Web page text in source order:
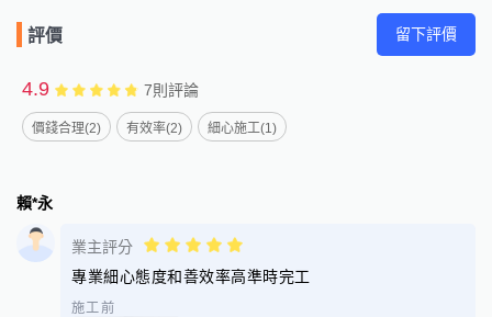
評價 留下評價
4.9 7則評論
價錢合理(2) 有效率(2) 細心施工(1)
賴*永
業主評分
專業細心態度和善效率高準時完工
施工前